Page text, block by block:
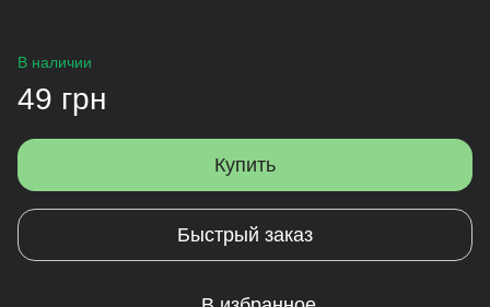
В наличии
49 грн
Купить
Быстрый заказ